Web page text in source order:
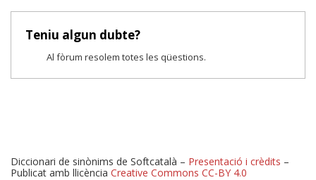
Teniu algun dubte?
Al fòrum resolem totes les qüestions.
Diccionari de sinònims de Softcatalà – Presentació i crèdits –
Publicat amb llicència Creative Commons CC-BY 4.0